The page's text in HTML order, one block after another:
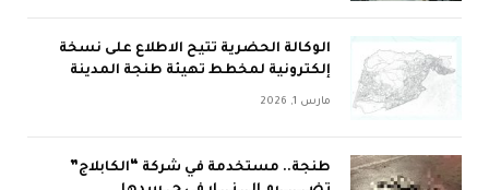
الوكالة الحضرية تتيح الاطلاع على نسخة
إلكترونية لمخطط تهيئة طنجة المدينة
مارس 1, 2026
طنجة.. مستخدمة في شركة “الكابلاج”